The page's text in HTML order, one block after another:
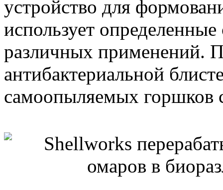
устройство для
использует
различных применений.
антибактериальной
самоопыляемых горшков